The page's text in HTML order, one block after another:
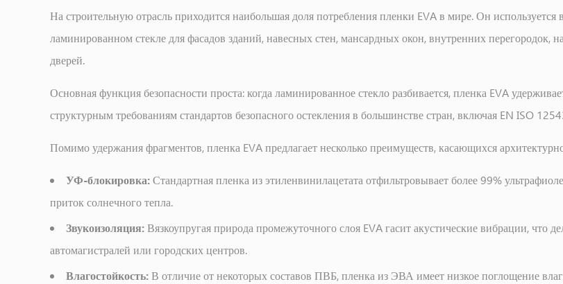
2.1
Ключевые
требования
солнечной
пленке
Автомобильное
ветровые
стекла
и
специализированное
На строительную отрасль приходится наибольшая доля потребления пленки EVA в мире. Он используется
ламинированном стекле для фасадов зданий, навесных стен, мансардных окон, внутренних перегородок,
дверей.
Основная функция безопасности проста: когда ламинированное стекло разбивается, пленка EVA
структурным требованиям стандартов безопасного остекления в большинстве стран, включая EN ISO
Помимо удержания фрагментов, пленка EVA предлагает несколько преимуществ, касающихся
УФ-блокировка:Стандартная пленка из этиленвинилацетата отфильтровывает более 99%
приток солнечного тепла.
Звукоизоляция:Вязкоупругая природа промежуточного слоя EVA гасит акустические вибрации, что
автомагистралей или городских центров.
Влагостойкость:В отличие от некоторых составов ПВБ, пленка из ЭВА имеет низкое поглощение